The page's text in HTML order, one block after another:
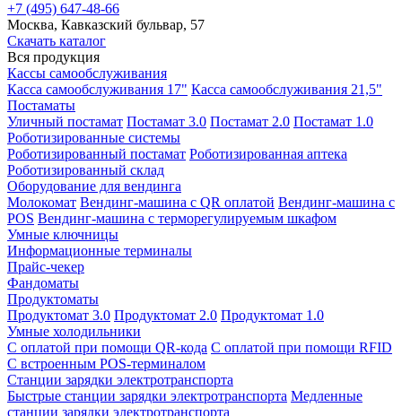
+7 (495) 647-48-66
Москва, Кавказский бульвар, 57
Скачать каталог
Вся продукция
Кассы самообслуживания
Касса самообслуживания 17" Касса самообслуживания 21,5"
Постаматы
Уличный постамат Постамат 3.0 Постамат 2.0 Постамат 1.0
Роботизированные системы
Роботизированный постамат Роботизированная аптека
Роботизированный склад
Оборудование для вендинга
Молокомат Вендинг-машина с QR оплатой Вендинг-машина с
POS Вендинг-машина с терморегулируемым шкафом
Умные ключницы
Информационные терминалы
Прайс-чекер
Фандоматы
Продуктоматы
Продуктомат 3.0 Продуктомат 2.0 Продуктомат 1.0
Умные холодильники
С оплатой при помощи QR-кода С оплатой при помощи RFID
С встроенным POS-терминалом
Станции зарядки электротранспорта
Быстрые станции зарядки электротранспорта Медленные
станции зарядки электротранспорта